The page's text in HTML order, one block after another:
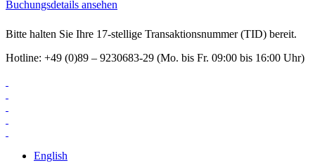
Buchungsdetails ansehen
Bitte halten Sie Ihre 17-stellige Transaktionsnummer (TID) bereit.
Hotline: +49 (0)89 – 9230683-29 (Mo. bis Fr. 09:00 bis 16:00 Uhr)
English